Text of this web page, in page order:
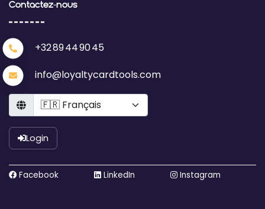
Contactez‑nous
+32 89 44 90 45
info@loyaltycardtools.com
Language
Login
Facebook LinkedIn Instagram